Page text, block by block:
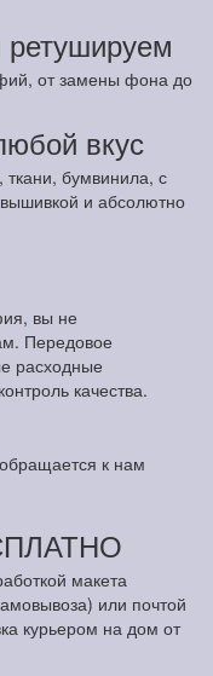
от замены фона до
вкус
ткани, бумвинила, с
и абсолютно
вы не
Передовое
расходные
качества.
к нам
макета
или почтой
курьером на дом от